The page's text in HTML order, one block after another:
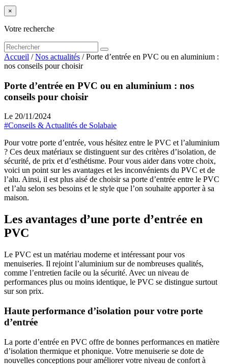
×
Votre recherche
Accueil /Nos actualités /Porte d’entrée en PVC ou en aluminium :
nos conseils pour choisir
Porte d’entrée en PVC ou en aluminium : nos
conseils pour choisir
Le 20/11/2024
#Conseils & Actualités de Solabaie
Pour votre porte d’entrée, vous hésitez entre le PVC et l’aluminium
? Ces deux matériaux se distinguent sur des critères d’isolation, de
sécurité, de prix et d’esthétisme. Pour vous aider dans votre choix,
voici un point sur les avantages et les inconvénients du PVC et de
l’alu. Ainsi, il est plus aisé de choisir sa porte d’entrée entre le PVC
et l’alu selon ses besoins et le style que l’on souhaite apporter à sa
maison.
Les avantages d’une porte d’entrée en
PVC
Le PVC est un matériau moderne et intéressant pour vos
menuiseries. Il rejoint l’aluminium sur de nombreuses qualités,
comme l’entretien facile ou la sécurité. Avec un niveau de
performances plus ou moins identique, le PVC se distingue surtout
sur son prix.
Haute performance d’isolation pour votre porte
d’entrée
La porte d’entrée en PVC offre de bonnes performances en matière
d’isolation thermique et phonique. Votre menuiserie se dote de
nouvelles conceptions pour améliorer votre niveau de confort à